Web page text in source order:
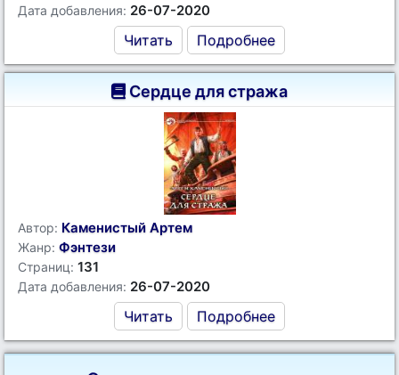
Дата добавления: 26-07-2020
Читать Подробнее
Сердце для стража
Автор: Каменистый Артем
Жанр: Фэнтези
Страниц: 131
Дата добавления: 26-07-2020
Читать Подробнее